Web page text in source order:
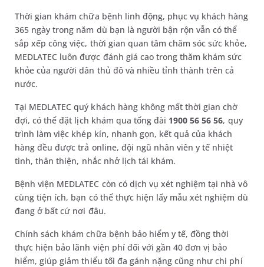
Thời gian khám chữa bệnh linh động, phục vụ khách hàng
365 ngày trong năm dù bạn là người bận rộn vẫn có thể
sắp xếp công việc, thời gian quan tâm chăm sóc sức khỏe,
MEDLATEC luôn được đánh giá cao trong thăm khám sức
khỏe của người dân thủ đô và nhiều tỉnh thành trên cả
nước.
Tại MEDLATEC quý khách hàng không mất thời gian chờ
đợi, có thể đặt lịch khám qua tổng đài 1900 56 56 56, quy
trình làm việc khép kín, nhanh gọn, kết quả của khách
hàng đều được trả online, đội ngũ nhân viên y tế nhiệt
tình, thân thiện, nhắc nhở lịch tái khám.
Bệnh viện MEDLATEC còn có dịch vụ xét nghiệm tại nhà vô
cùng tiện ích, bạn có thể thực hiện lấy mẫu xét nghiệm dù
đang ở bất cứ nơi đâu.
Chính sách khám chữa bệnh bảo hiểm y tế, đồng thời
thực hiện bảo lãnh viện phí đối với gần 40 đơn vị bảo
hiểm, giúp giảm thiểu tối đa gánh nặng cũng như chi phí